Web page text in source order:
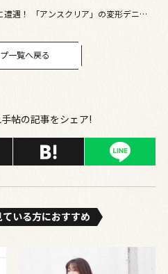
遭遇！ 「アンスクリア」の変形デニム
一覧へ戻る
帖の記事をシェア!
いる⽅におすすめ